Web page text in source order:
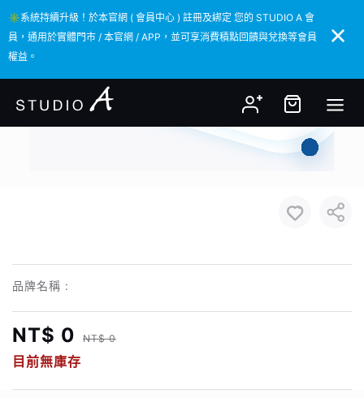
✳️系統持續升級！於本官網 ( 會員中心 ) 註冊及綁定 您的 STUDIO A 會
員，通用於實體門市 / 本官網 / APP，並可享消費積點回饋與兌換等會員
權益。
✳️系統持續升級！於本官網 ( 會員中心 ) 註冊及綁定 您的 STUDIO A 會
員，通用於實體門市 / 本官網 / APP，並可享消費積點回饋與兌換等會員
權益。
品牌名稱 :
NT$ 0 NT$ 0
目前無庫存